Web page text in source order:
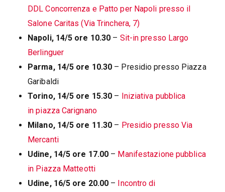
DDL Concorrenza e Patto per Napoli presso il
Salone Caritas (Via Trinchera, 7)
Napoli, 14/5 ore 10.30 – Sit-in presso Largo
Berlinguer
Parma, 14/5 ore 10.30 – Presidio presso Piazza
Garibaldi
Torino, 14/5 ore 15.30 – Iniziativa pubblica
in piazza Carignano
Milano, 14/5 ore 11.30 – Presidio presso Via
Mercanti
Udine, 14/5 ore 17.00 – Manifestazione pubblica
in Piazza Matteotti
Udine, 16/5 ore 20.00 – Incontro di